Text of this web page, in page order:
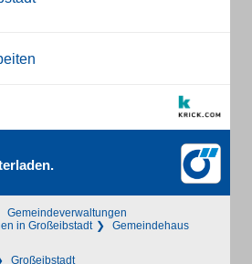
Gemeindeverwaltungen
in Großeibstadt
Gemeindehaus
Großeibstadt